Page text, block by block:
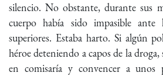
silencio. No obstante, durante sus
cuerpo había sido impasible ante
superiores. Estaba harto. Si algún
héroe deteniendo a capos de la
en comisaría y convencer a unos